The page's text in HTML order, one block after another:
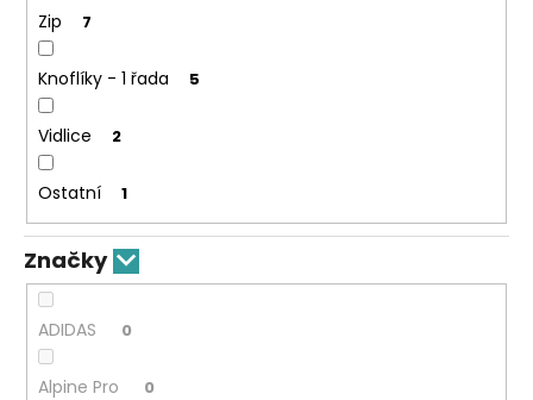
Zip 7
Knoflíky - 1 řada 5
Vidlice 2
Ostatní 1
Značky
ADIDAS 0
Alpine Pro 0